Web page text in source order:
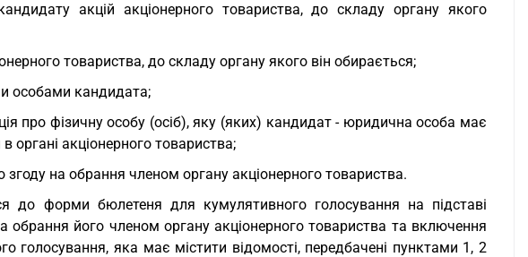
акцій акціонерного товариства, до складу органу якого
товариства, до складу органу якого він обирається;
особами кандидата;
про фізичну особу (осіб), яку (яких) кандидат - юридична особа має
органі акціонерного товариства;
на обрання членом органу акціонерного товариства.
до форми бюлетеня для кумулятивного голосування на підставі
обрання його членом органу акціонерного товариства та включення
голосування, яка має містити відомості, передбачені пунктами 1, 2